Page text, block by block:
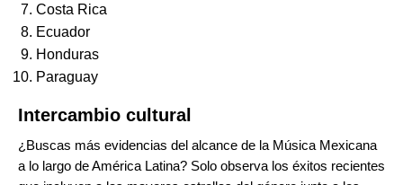
Costa Rica
Ecuador
Honduras
Paraguay
Intercambio cultural
¿Buscas más evidencias del alcance de la Música Mexicana
a lo largo de América Latina? Solo observa los éxitos recientes